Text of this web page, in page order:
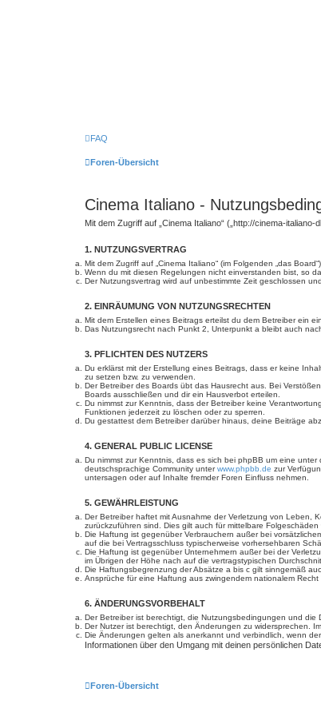
FAQ
Foren-Übersicht
Cinema Italiano -
Mit dem Zugriff auf „Cinema Italiano“ („http://cinema-
1. NUTZUNGSVERTRAG
Mit dem Zugriff auf „Cinema Italiano“ (im Folgenden „das
Wenn du mit diesen Regelungen nicht einverstanden bist, so
Der Nutzungsvertrag wird auf unbestimmte Zeit geschlossen
2. EINRÄUMUNG VON NUTZUNGSRECHTEN
Mit dem Erstellen eines Beitrags erteilst du dem Betreiber ein
Das Nutzungsrecht nach Punkt 2, Unterpunkt a bleibt auch
3. PFLICHTEN DES NUTZERS
Du erklärst mit der Erstellung eines Beitrags, dass er keine
zu setzen bzw. zu verwenden.
Der Betreiber des Boards übt das Hausrecht aus. Bei
Boards ausschließen und dir ein Hausverbot erteilen.
Du nimmst zur Kenntnis, dass der Betreiber keine
Funktionen jederzeit zu löschen oder zu sperren.
Du gestattest dem Betreiber darüber hinaus, deine Beiträge
4. GENERAL PUBLIC LICENSE
Du nimmst zur Kenntnis, dass es sich bei phpBB um eine unter
deutschsprachige Community unterwww.phpbb.de zur
untersagen oder auf Inhalte fremder Foren Einfluss nehmen.
5. GEWÄHRLEISTUNG
Der Betreiber haftet mit Ausnahme der Verletzung von Leben,
zurückzuführen sind. Dies gilt auch für mittelbare
Die Haftung ist gegenüber Verbrauchern außer bei
auf die bei Vertragsschluss typischerweise vorhersehbaren
Die Haftung ist gegenüber Unternehmern außer bei der
im Übrigen der Höhe nach auf die vertragstypischen
Die Haftungsbegrenzung der Absätze a bis c gilt sinngemäß
Ansprüche für eine Haftung aus zwingendem nationalem Recht
6. ÄNDERUNGSVORBEHALT
Der Betreiber ist berechtigt, die Nutzungsbedingungen und die
Der Nutzer ist berechtigt, den Änderungen zu widersprechen.
Die Änderungen gelten als anerkannt und verbindlich, wenn
Informationen über den Umgang mit deinen persönlichen
Foren-Übersicht